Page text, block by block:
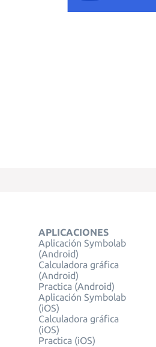
APLICACIONES
Aplicación Symbolab
(Android)
Calculadora gráfica
(Android)
Practica (Android)
Aplicación Symbolab
(iOS)
Calculadora gráfica
(iOS)
Practica (iOS)